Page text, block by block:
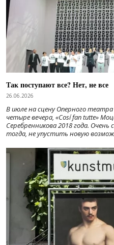
Так поступают все? Нет, не все
26.06.2026
В июле на сцену Оперного
четыре вечера, «Cosí fan tutte»
Серебренникова 2018 года.
тогда, не упустить новую